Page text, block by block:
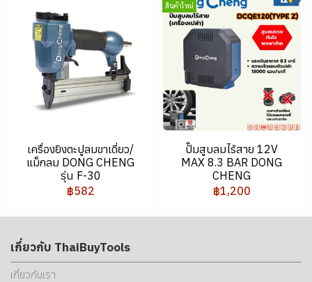
เครื่องยิงตะปูลมขาเดี่ยว/
แม็กลม DONG CHENG
รุ่น F-30
฿582
สินค้าใหม่
ปั๊มสูบลมไร้สาย 12V
MAX 8.3 BAR DONG
CHENG
฿1,200
เกี่ยวกับ ThaiBuyTools
เกี่ยวกับเรา